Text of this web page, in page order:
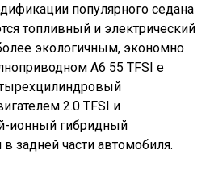
популярного седана
топливный и электрический
экологичным, экономно
A6 55 TFSI e
2.0 TFSI и
ионный гибридный
задней части автомобиля.